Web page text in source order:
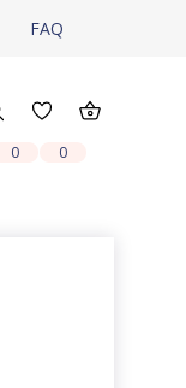
FAQ
0 0